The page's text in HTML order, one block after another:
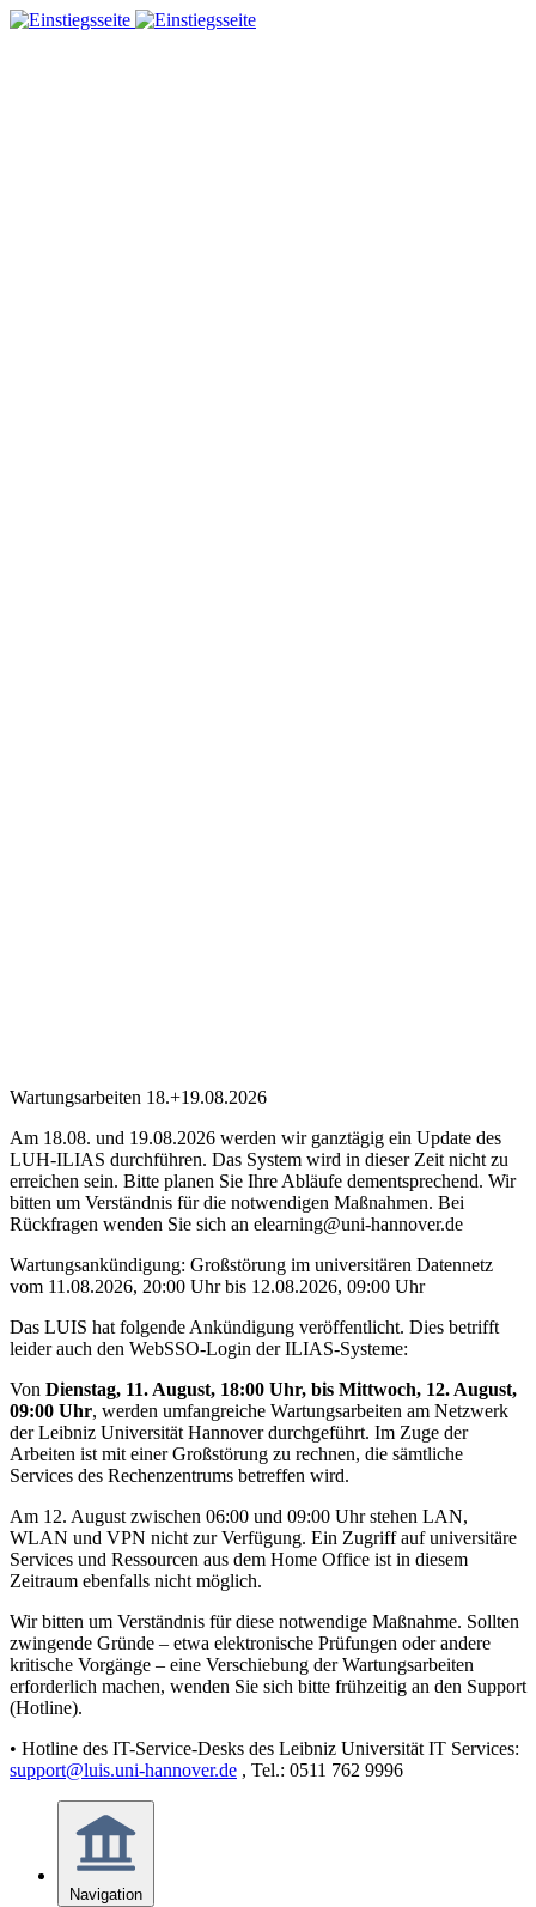
Wartungsarbeiten 18.+19.08.2026
Am 18.08. und 19.08.2026 werden wir ganztägig ein Update des
LUH-ILIAS durchführen. Das System wird in dieser Zeit nicht zu
erreichen sein. Bitte planen Sie Ihre Abläufe dementsprechend. Wir
bitten um Verständnis für die notwendigen Maßnahmen. Bei
Rückfragen wenden Sie sich an elearning@uni-hannover.de
Wartungsankündigung: Großstörung im universitären Datennetz
vom 11.08.2026, 20:00 Uhr bis 12.08.2026, 09:00 Uhr
Das LUIS hat folgende Ankündigung veröffentlicht. Dies betrifft
leider auch den WebSSO-Login der ILIAS-Systeme:
Von Dienstag, 11. August, 18:00 Uhr, bis Mittwoch, 12. August,
09:00 Uhr, werden umfangreiche Wartungsarbeiten am Netzwerk
der Leibniz Universität Hannover durchgeführt. Im Zuge der
Arbeiten ist mit einer Großstörung zu rechnen, die sämtliche
Services des Rechenzentrums betreffen wird.
Am 12. August zwischen 06:00 und 09:00 Uhr stehen LAN,
WLAN und VPN nicht zur Verfügung. Ein Zugriff auf universitäre
Services und Ressourcen aus dem Home Office ist in diesem
Zeitraum ebenfalls nicht möglich.
Wir bitten um Verständnis für diese notwendige Maßnahme. Sollten
zwingende Gründe – etwa elektronische Prüfungen oder andere
kritische Vorgänge – eine Verschiebung der Wartungsarbeiten
erforderlich machen, wenden Sie sich bitte frühzeitig an den Support
(Hotline).
• Hotline des IT-Service-Desks des Leibniz Universität IT Services:
support@luis.uni-hannover.de , Tel.: 0511 762 9996
Navigation